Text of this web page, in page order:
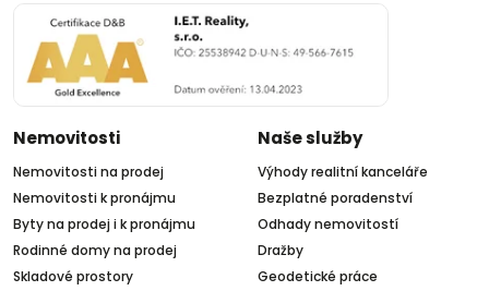
Nemovitosti
Nemovitosti na prodej
Nemovitosti k pronájmu
Byty na prodej i k pronájmu
Rodinné domy na prodej
Skladové prostory
Naše služby
Výhody realitní kanceláře
Bezplatné poradenství
Odhady nemovitostí
Dražby
Geodetické práce